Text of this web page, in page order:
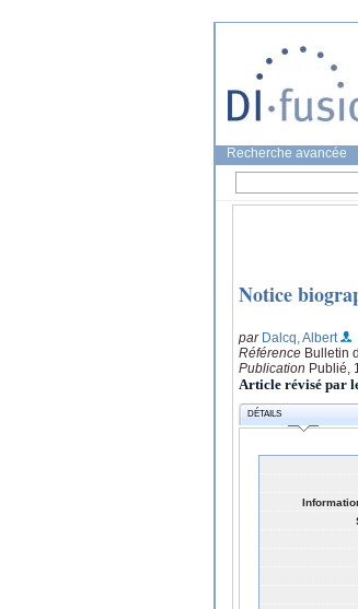
Recherche avancée
Notice
par Dalcq, Albert
Référence Bulletin
Publication Publié,
Article révisé par
DÉTAILS